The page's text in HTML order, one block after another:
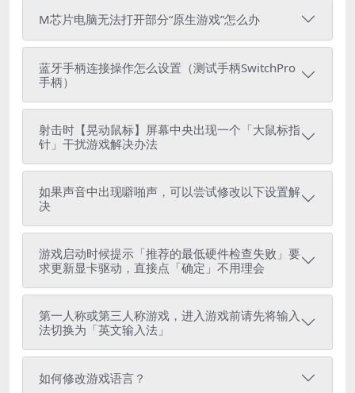
M芯片电脑无法打开部分“原生游戏”怎么办
蓝牙手柄连接操作怎么设置（测试手柄SwitchPro
手柄）
射击时【晃动鼠标】屏幕中央出现一个「大鼠标指
针」干扰游戏解决办法
如果声音中出现噼啪声，可以尝试修改以下设置解
决
游戏启动时候提示「推荐的最低硬件检查失败」要
求更新显卡驱动，直接点「确定」不用理会
第一人称或第三人称游戏，进入游戏前请先将输入
法切换为「英文输入法」
如何修改游戏语言？